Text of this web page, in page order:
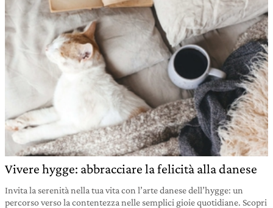
Vivere hygge: abbracciare la felicità alla danese
Invita la serenità nella tua vita con l’arte danese dell’hygge: un
percorso verso la contentezza nelle semplici gioie quotidiane. Scopri